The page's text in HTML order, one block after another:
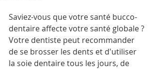
Saviez-vous que votre santé bucco-
dentaire affecte votre santé globale ?
Votre dentiste peut recommander
de se brosser les dents et d'utiliser
la soie dentaire tous les jours, de